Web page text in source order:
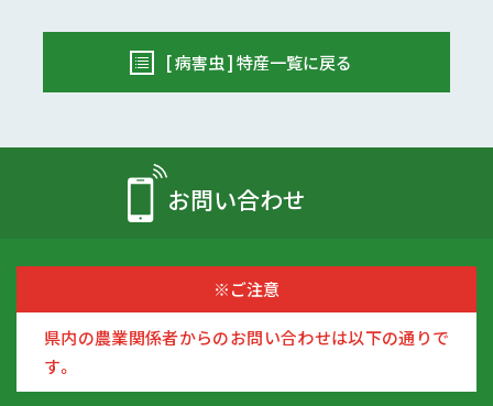
[ 病害虫 ] 特産一覧に戻る
お問い合わせ
※ご注意
県内の農業関係者からのお問い合わせは以下の通りで
す。